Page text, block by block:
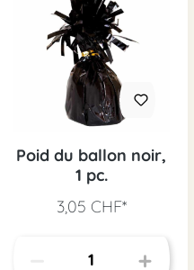
Poid du ballon noir,
1 pc.
3,05 CHF*